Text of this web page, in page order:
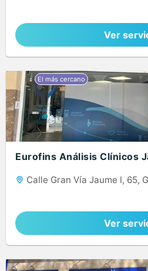
Ver
Eurofins Análisis Clínicos
Calle Gran Vía Jaume I, 65,
Ver